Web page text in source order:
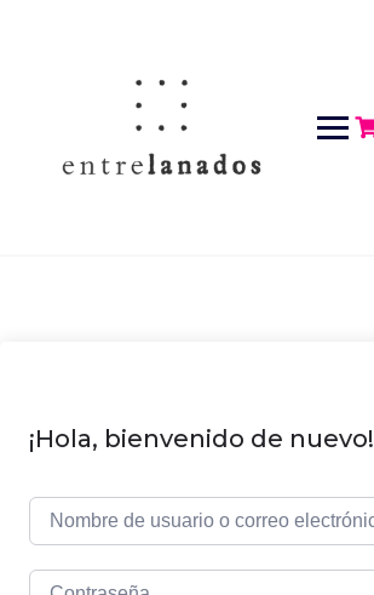
¡Hola, bienvenido de nuevo!